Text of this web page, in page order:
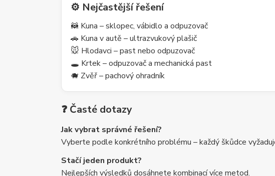
⚙️ Nejčastější řešení
🦝 Kuna – sklopec, vábidlo a odpuzovač
🚗 Kuna v autě – ultrazvukový plašič
🐭 Hlodavci – past nebo odpuzovač
🕳️ Krtek – odpuzovač a mechanická past
🐗 Zvěř – pachový ohradník
❓ Časté dotazy
Jak vybrat správné řešení?
Vyberte podle konkrétního problému – každý škůdce
Stačí jeden produkt?
Nejlepších výsledků dosáhnete kombinací více metod.